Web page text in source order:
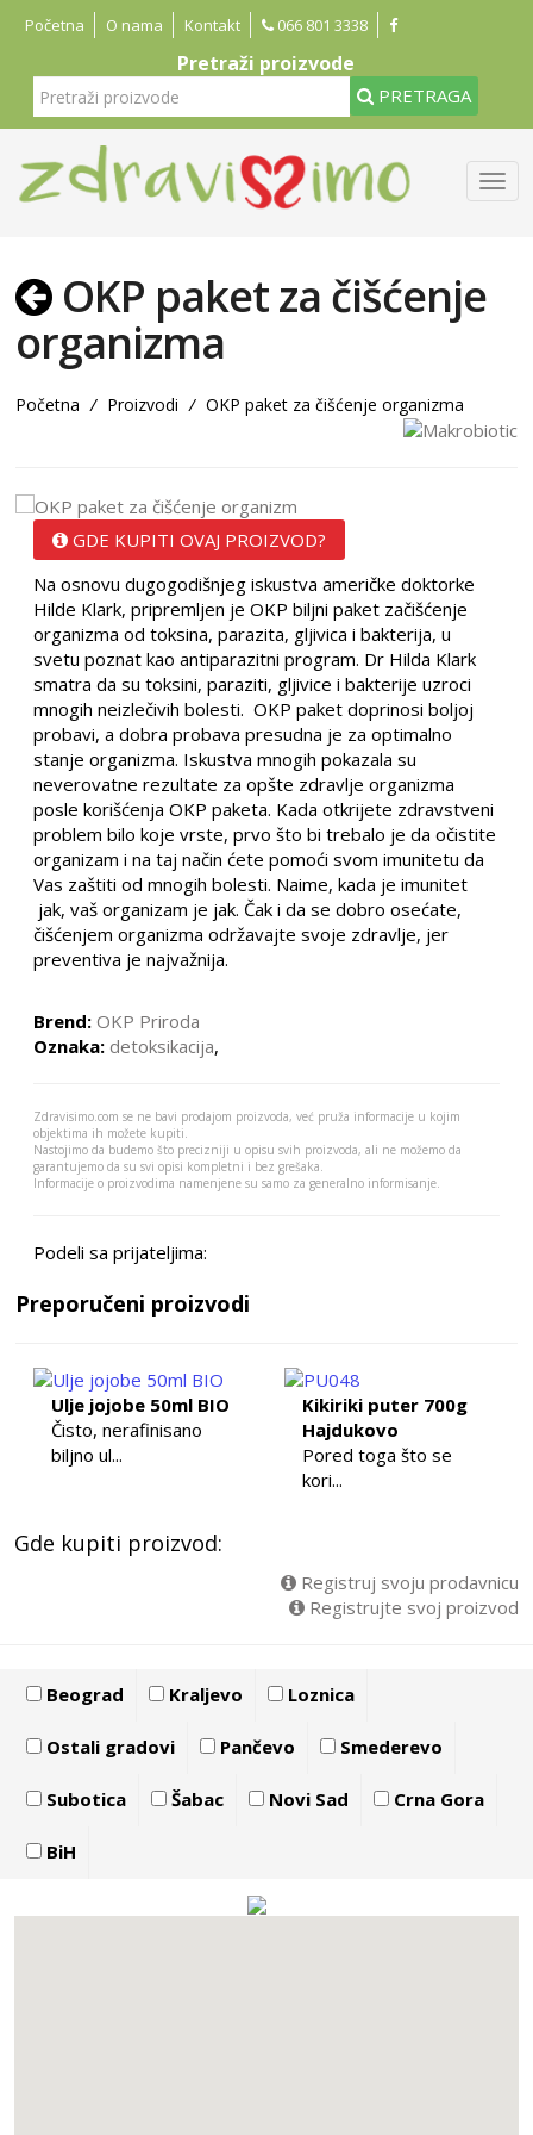
Početna O nama Kontakt 066 801 3338
Pretraži proizvode
PRETRAGA
OKP paket za čišćenje
organizma
Početna / Proizvodi / OKP paket za čišćenje organizma
GDE KUPITI OVAJ PROIZVOD?
Na osnovu dugogodišnjeg iskustva američke doktorke
Hilde Klark, pripremljen je OKP biljni paket začišćenje
organizma od toksina, parazita, gljivica i bakterija, u
svetu poznat kao antiparazitni program. Dr Hilda Klark
smatra da su toksini, paraziti, gljivice i bakterije uzroci
mnogih neizlečivih bolesti. OKP paket doprinosi boljoj
probavi, a dobra probava presudna je za optimalno
stanje organizma. Iskustva mnogih pokazala su
neverovatne rezultate za opšte zdravlje organizma
posle korišćenja OKP paketa. Kada otkrijete zdravstveni
problem bilo koje vrste, prvo što bi trebalo je da očistite
organizam i na taj način ćete pomoći svom imunitetu da
Vas zaštiti od mnogih bolesti. Naime, kada je imunitet
jak, vaš organizam je jak. Čak i da se dobro osećate,
čišćenjem organizma održavajte svoje zdravlje, jer
preventiva je najvažnija.
Brend: OKP Priroda
Oznaka: detoksikacija,
Zdravisimo.com se ne bavi prodajom proizvoda, već pruža informacije u kojim
objektima ih možete kupiti.
Nastojimo da budemo što precizniji u opisu svih proizvoda, ali ne možemo da
garantujemo da su svi opisi kompletni i bez grešaka.
Informacije o proizvodima namenjene su samo za generalno informisanje.
Podeli sa prijateljima:
Preporučeni proizvodi
Ulje jojobe 50ml BIO
Čisto, nerafinisano
biljno ul...
Kikiriki puter 700g
Hajdukovo
Pored toga što se
kori...
Gde kupiti proizvod:
Registruj svoju prodavnicu
Registrujte svoj proizvod
Beograd Kraljevo Loznica
Ostali gradovi Pančevo Smederevo
Subotica Šabac Novi Sad Crna Gora
BiH